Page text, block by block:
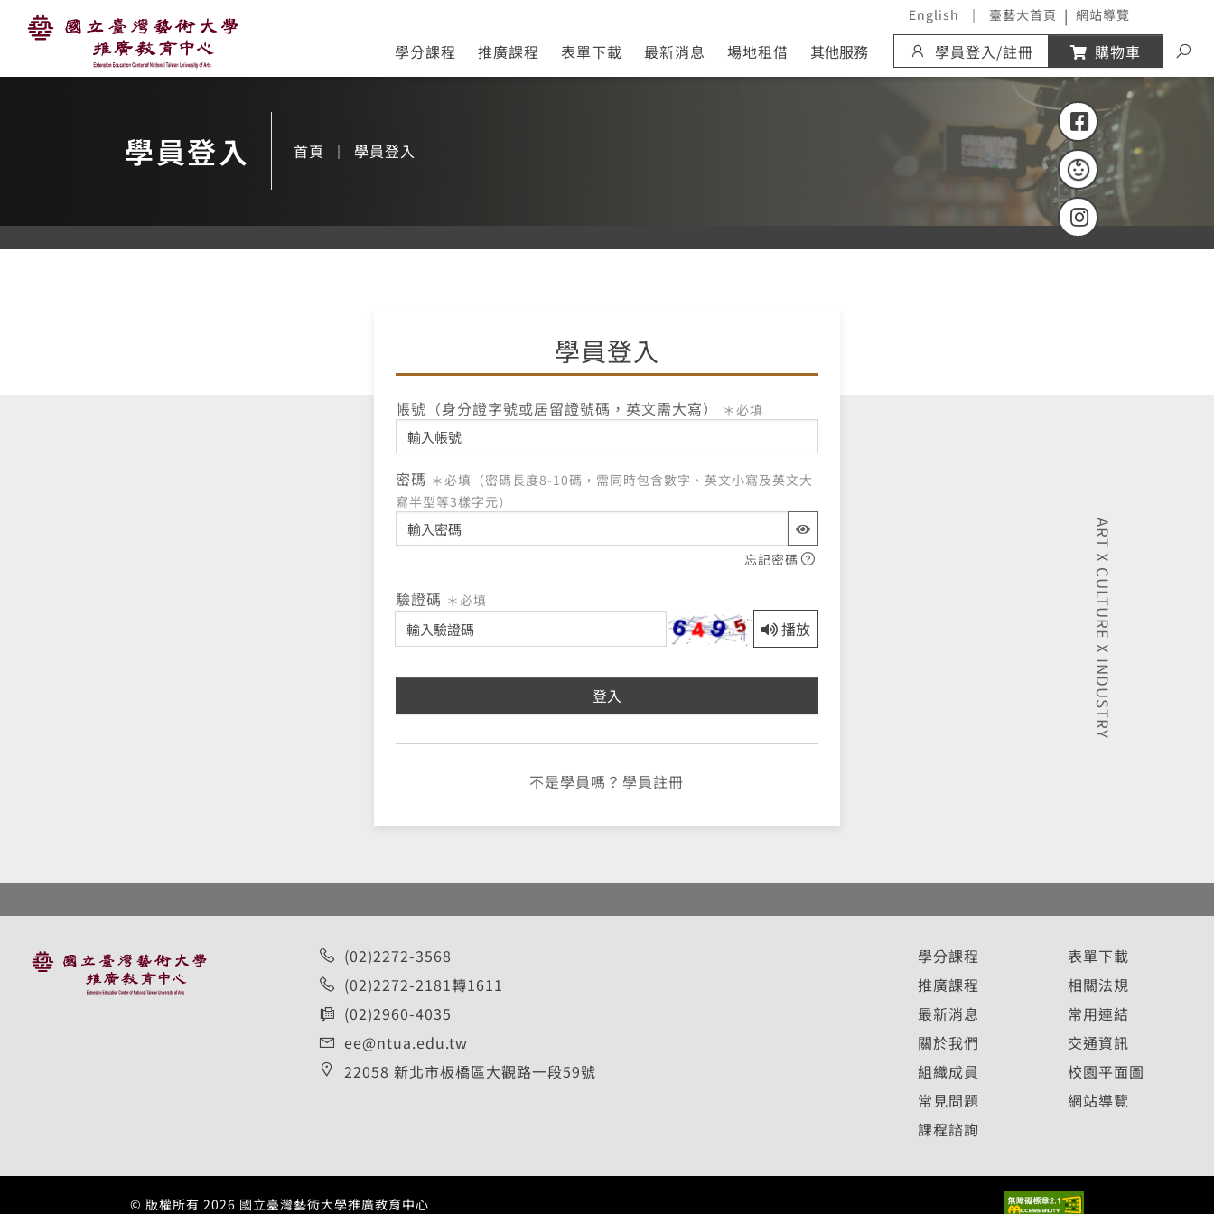
要
容
國立臺灣藝術大學推廣教育中心 English ｜ 臺藝大首頁 | 網站導覽
學分課程 推廣課程 表單下載 最新消息 場地租借 其他服務 學員登入/註冊 購物車 展開
學員登入 首頁 學員登入
ART X CULTURE X INDUSTRY
學員登入
帳號（身分證字號或居留證號碼，英文需大寫） ＊必填
密碼 ＊必填（密碼長度8-10碼，需同時包含數字、英文小寫及英文大
寫半型等3樣字元）
忘記密碼
驗證碼 ＊必填
已重新產生驗證碼。 播放
登入
不是學員嗎？ 學員註冊
(02)2272-3568
(02)2272-2181轉1611
(02)2960-4035
ee@ntua.edu.tw
22058 新北市板橋區大觀路一段59號
學分課程
推廣課程
最新消息
關於我們
組織成員
常見問題
課程諮詢
表單下載
相關法規
常用連結
交通資訊
校園平面圖
網站導覽
© 版權所有 2026 國立臺灣藝術大學推廣教育中心
臺灣藝術大學
兒少藝術小學堂
臺灣藝術大學